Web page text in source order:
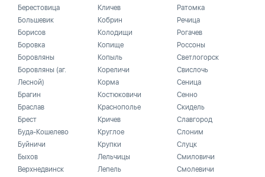
Берестовица
Большевик
Борисов
Боровка
Боровляны
Боровляны (аг.
Лесной)
Брагин
Браслав
Брест
Буда-Кошелево
Буйничи
Быхов
Верхнедвинск
Кличев
Кобрин
Колодищи
Копище
Копыль
Кореличи
Корма
Костюковичи
Краснополье
Кричев
Круглое
Крупки
Лельчицы
Лепель
Ратомка
Речица
Рогачев
Россоны
Светлогорск
Свислочь
Сеница
Сенно
Скидель
Славгород
Слоним
Слуцк
Смиловичи
Смолевичи